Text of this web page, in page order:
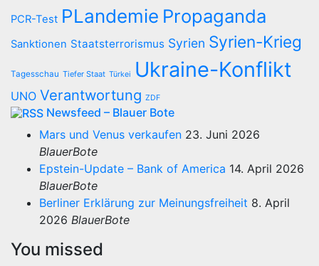
PCR-Test PLandemie Propaganda
Sanktionen Staatsterrorismus Syrien Syrien-Krieg
Tagesschau Tiefer Staat Türkei Ukraine-Konflikt
UNO Verantwortung ZDF
Newsfeed – Blauer Bote
Mars und Venus verkaufen 23. Juni 2026
BlauerBote
Epstein-Update – Bank of America 14. April 2026
BlauerBote
Berliner Erklärung zur Meinungsfreiheit 8. April
2026 BlauerBote
You missed